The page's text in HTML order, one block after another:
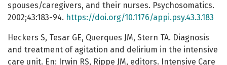
spouses/caregivers, and their nurses. Psychosomatics.
2002;43:183-94. https://doi.org/10.1176/appi.psy.43.3.183
Heckers S, Tesar GE, Querques JM, Stern TA. Diagnosis
and treatment of agitation and delirium in the intensive
care unit. En: Irwin RS, Rippe JM, editors. Intensive Care